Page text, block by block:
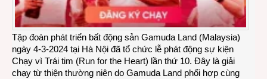
Tập đoàn phát triển bất động sản Gamuda Land (Malaysia)
ngày 4-3-2024 tại Hà Nội đã tổ chức lễ phát động sự kiện
Chạy vì Trái tim (Run for the Heart) lần thứ 10. Đây là giải
chạy từ thiện thường niên do Gamuda Land phối hợp cùng